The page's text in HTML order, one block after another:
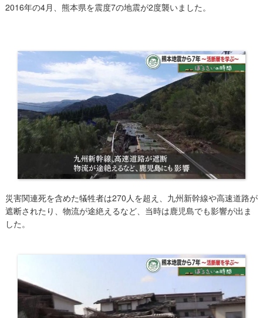
2016年の4月、熊本県を震度7の地震が2度襲いました。
災害関連死を含めた犠牲者は270人を超え、九州新幹線や高速道路が
遮断されたり、物流が途絶えるなど、当時は鹿児島でも影響が出ま
した。